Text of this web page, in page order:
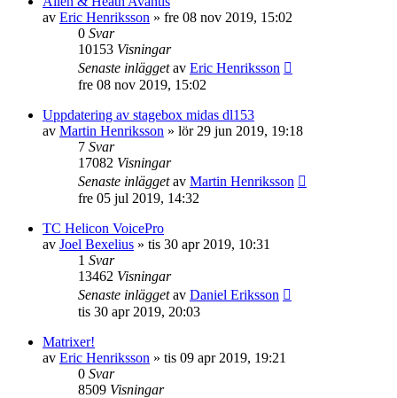
av Eric Henriksson » fre 08 nov 2019, 15:02
0 Svar
10153 Visningar
Senaste inläggetav Eric Henriksson
fre 08 nov 2019, 15:02
Uppdatering av stagebox midas dl153
av Martin Henriksson » lör 29 jun 2019, 19:18
7 Svar
17082 Visningar
Senaste inläggetav Martin Henriksson
fre 05 jul 2019, 14:32
TC Helicon VoicePro
av Joel Bexelius » tis 30 apr 2019, 10:31
1 Svar
13462 Visningar
Senaste inläggetav Daniel Eriksson
tis 30 apr 2019, 20:03
Matrixer!
av Eric Henriksson » tis 09 apr 2019, 19:21
0 Svar
8509 Visningar